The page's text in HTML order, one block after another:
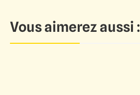
Vous aimerez aussi :